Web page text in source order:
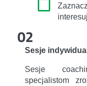
02
Sesje
Sesje
specjalistom